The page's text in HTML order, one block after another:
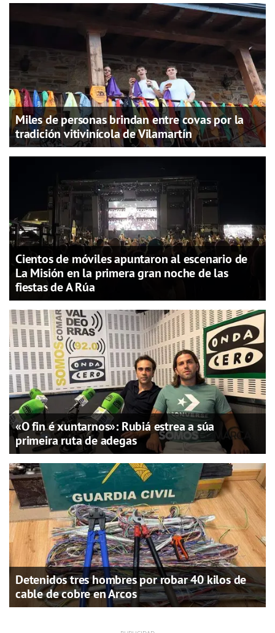
Miles de personas brindan entre covas por la
tradición vitivinícola de Vilamartín
Cientos de móviles apuntaron al escenario de
La Misión en la primera gran noche de las
fiestas de A Rúa
«O fin é xuntarnos»: Rubiá estrea a súa
primeira ruta de adegas
Detenidos tres hombres por robar 40 kilos de
cable de cobre en Arcos